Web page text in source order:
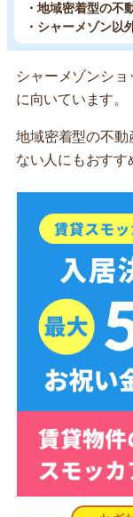
・地域密着型の不
・シャーメゾン以
シャーメゾンシ
に向いています。
地域密着型の不
ない人にもおすす